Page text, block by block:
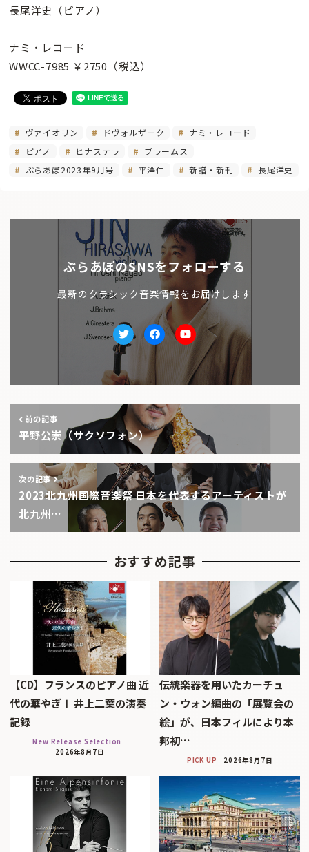
長尾洋史（ピアノ）
ナミ・レコード
WWCC-7985 ￥2750（税込）
ヴァイオリン ドヴォルザーク
ナミ・レコード
ピアノ
ヒナステラ
ブラームス
ぶらあぼ2023年9月号
平澤仁 新譜・新刊 長尾洋史
ぶらあぼのSNSをフォローする
最新のクラシック音楽情報をお届けします
TwitterfacebookYoutube
前の記事
平野公崇（サクソフォン）
次の記事
2023北九州国際音楽祭 日本を代表するアーティストが
北九州…
おすすめ記事
【CD】フランスのピアノ曲 近
代の華やぎⅠ 井上二葉の演奏
記録
New Release Selection
2026年8月7日
伝統楽器を用いたカーチュ
ン・ウォン編曲の「展覧会の
絵」が、日本フィルにより本
邦初…
PICK UP 2026年8月7日